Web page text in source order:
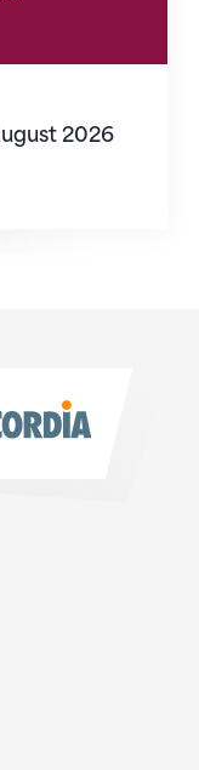
2026